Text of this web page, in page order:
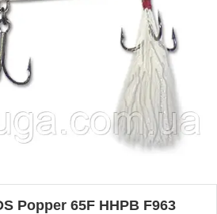
Popper 65F HHPB F963